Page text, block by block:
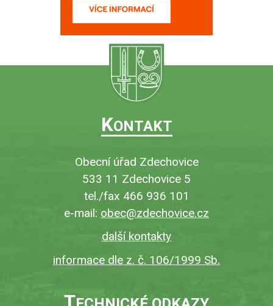
KONTAKT
Obecní úřad Zdechovice
533 11 Zdechovice 5
tel./fax 466 936 101
e-mail: obec@zdechovice.cz
další kontakty
informace dle z. č. 106/1999 Sb.